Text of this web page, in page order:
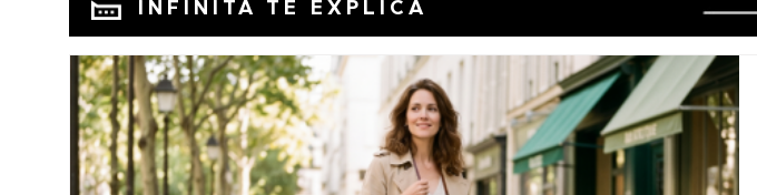
INFINITA TE EXPLICA